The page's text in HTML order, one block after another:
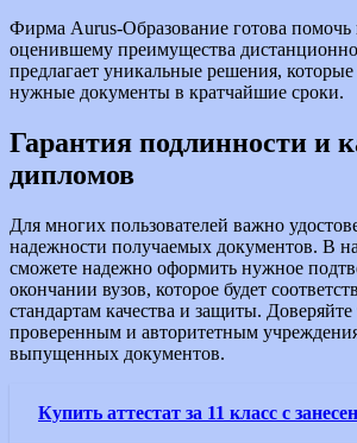
Фирма Aurus-Образование готова помочь
оценившему преимущества
предлагает уникальные решения,
нужные документы в кратчайшие сроки.
Гарантия подлинности и
дипломов
Для многих пользователей важно
надежности получаемых документов. В
сможете надежно оформить нужное
окончании вузов, которое будет
стандартам качества и защиты. Доверяйте
проверенным и авторитетным
выпущенных документов.
Купить аттестат за 11 класс с